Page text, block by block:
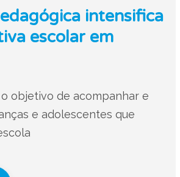
intensifica
escolar em
objetivo de acompanhar e
e adolescentes que